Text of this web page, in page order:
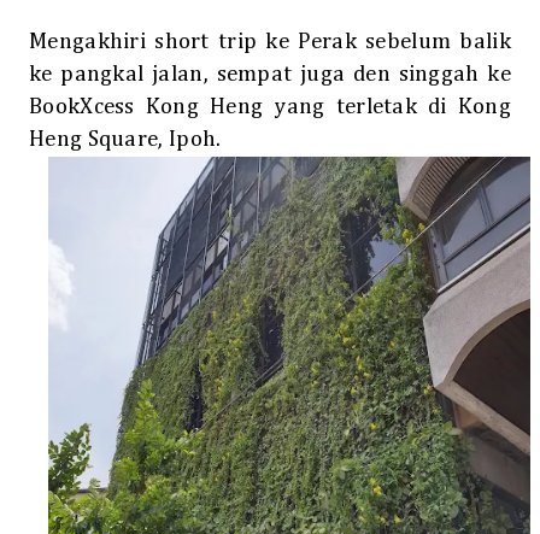
Mengakhiri short trip ke Perak sebelum balik
ke pangkal jalan, sempat juga den singgah ke
BookXcess Kong Heng yang terletak di Kong
Heng Square, Ipoh.